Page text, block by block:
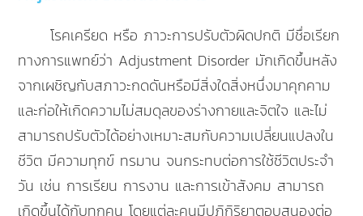
โรคเครียด หรือ ภาวะการปรับตัวผิดปกติ มีชื่อเรียก
ทางการแพทย์ว่า Adjustment Disorder มักเกิดขึ้นหลัง
จากเผชิญกับสภาวะกดดันหรือมีสิ่งใดสิ่งหนึ่งมาคุกคาม
และก่อให้เกิดความไม่สมดุลของร่างกายและจิตใจ และไม่
สามารถปรับตัวได้อย่างเหมาะสมกับความเปลี่ยนแปลงใน
ชีวิต มีความทุกข์ ทรมาน จนกระทบต่อการใช้ชีวิตประจำ
วัน เช่น การเรียน การงาน และการเข้าสังคม สามารถ
เกิดขึ้นได้กับทุกคน โดยแต่ละคนมีปฏิกิริยาตอบสนองต่อ